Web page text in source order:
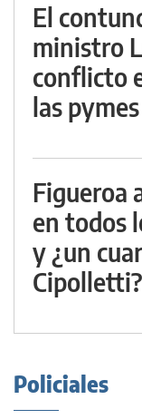
El
ministro
conflicto
las
Figueroa
en todos
y ¿un
Cipolletti?
Policiales